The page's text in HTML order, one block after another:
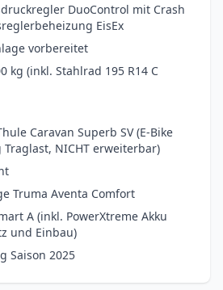
DuoControl mit Crash
EisEx
vorbereitet
kg (inkl. Stahlrad 195 R14 C
Caravan Superb SV (E-Bike
NICHT erweiterbar)
Truma Aventa Comfort
A (inkl. PowerXtreme Akku
und Einbau)
Saison 2025